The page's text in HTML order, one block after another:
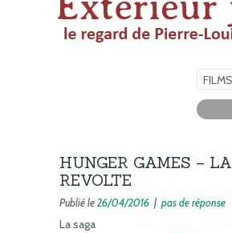
HUNGER GAMES – LA
REVOLTE
Publié le26/04/2016 | pas de réponse
La saga